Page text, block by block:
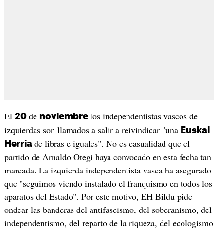
El 20 de noviembre los independentistas vascos de
izquierdas son llamados a salir a reivindicar "una Euskal
Herria de libras e iguales". No es casualidad que el
partido de Arnaldo Otegi haya convocado en esta fecha tan
marcada. La izquierda independentista vasca ha asegurado
que "seguimos viendo instalado el franquismo en todos los
aparatos del Estado". Por este motivo, EH Bildu pide
ondear las banderas del antifascismo, del soberanismo, del
independentismo, del reparto de la riqueza, del ecologismo